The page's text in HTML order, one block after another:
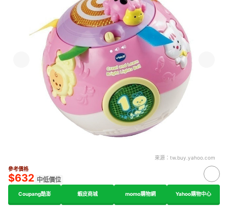
來源： tw.buy.yahoo.com
參考價格
$632 中低價位
Coupang酷澎 蝦皮商城 momo購物網 Yahoo購物中心